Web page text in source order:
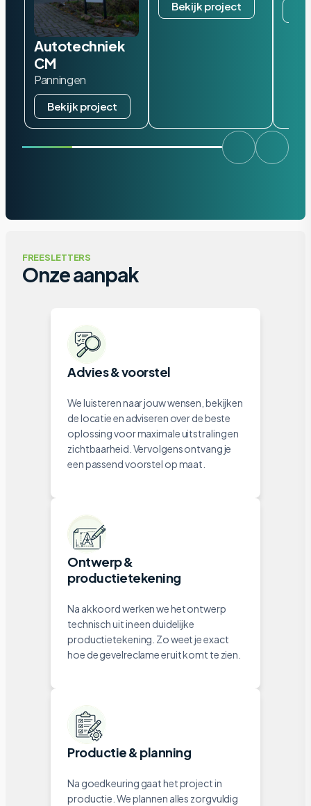
Autotechniek
CM
Panningen
Bekijk project
Bekijk project
FREESLETTERS
Onze aanpak
Advies & voorstel
We luisteren naar jouw wensen, bekijken
de locatie en adviseren over de beste
oplossing voor maximale uitstraling en
zichtbaarheid. Vervolgens ontvang je
een passend voorstel op maat.
Ontwerp &
productietekening
Na akkoord werken we het ontwerp
technisch uit in een duidelijke
productietekening. Zo weet je exact
hoe de gevelreclame eruit komt te zien.
Productie & planning
Na goedkeuring gaat het project in
productie. We plannen alles zorgvuldig